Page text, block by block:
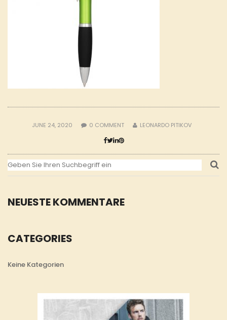
NEUESTE KOMMENTARE
CATEGORIES
Keine Kategorien
JUNE 24, 2020 0 COMMENT LEONARDO PITIKOV